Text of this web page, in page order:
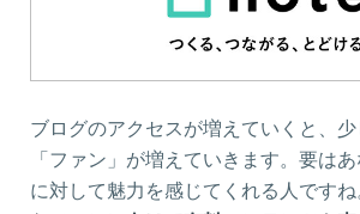
ブログのアクセスが増えていくと、
「ファン」が増えていきます。要は
に対して魅力を感じてくれる人ですね